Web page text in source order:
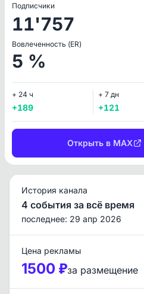
Подписчики
11'757
Вовлеченность (ER)
5 %
+ 24 ч
+189
+ 7 дн
+121
Открыть в MAX
История канала
4 события за всё время
последнее: 29 апр 2026
Цена рекламы
1500 ₽за размещение